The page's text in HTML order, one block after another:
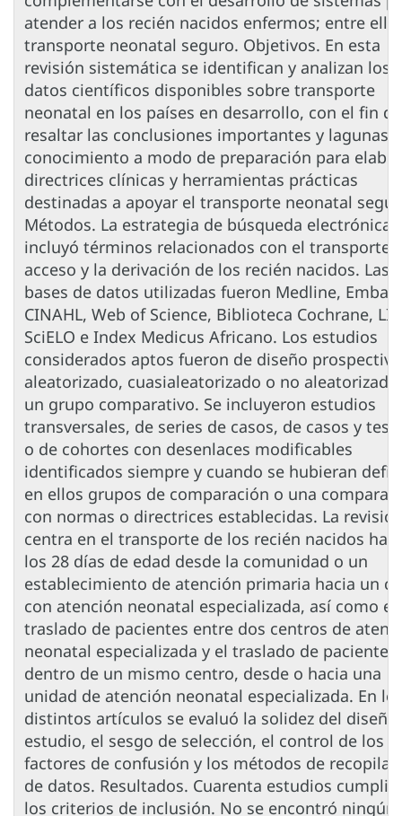
atender a los recién nacidos enfermos; entre
transporte neonatal seguro. Objetivos. En esta
revisión sistemática se identifican y analizan los
datos científicos disponibles sobre transporte
neonatal en los países en desarrollo, con el fin de
resaltar las conclusiones importantes y lagunas
conocimiento a modo de preparación para
directrices clínicas y herramientas prácticas
destinadas a apoyar el transporte neonatal
Métodos. La estrategia de búsqueda electrónica
incluyó términos relacionados con el transporte,
acceso y la derivación de los recién nacidos. Las
bases de datos utilizadas fueron Medline,
CINAHL, Web of Science, Biblioteca Cochrane,
SciELO e Index Medicus Africano. Los estudios
considerados aptos fueron de diseño prospectivo
aleatorizado, cuasialeatorizado o no
un grupo comparativo. Se incluyeron estudios
transversales, de series de casos, de casos y
o de cohortes con desenlaces modificables
identificados siempre y cuando se hubieran
en ellos grupos de comparación o una
con normas o directrices establecidas. La
centra en el transporte de los recién nacidos
los 28 días de edad desde la comunidad o un
establecimiento de atención primaria hacia un
con atención neonatal especializada, así como el
traslado de pacientes entre dos centros de
neonatal especializada y el traslado de pacientes
dentro de un mismo centro, desde o hacia una
unidad de atención neonatal especializada. En
distintos artículos se evaluó la solidez del diseño
estudio, el sesgo de selección, el control de los
factores de confusión y los métodos de
de datos. Resultados. Cuarenta estudios
los criterios de inclusión. No se encontró ningún